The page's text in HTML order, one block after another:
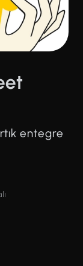
entegre